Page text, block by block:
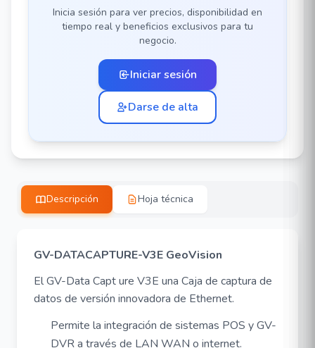
Inicia sesión para ver precios, disponibilidad en
tiempo real y beneficios exclusivos para tu
negocio.
Iniciar sesión
Darse de alta
Descripción Hoja técnica
GV-DATACAPTURE-V3E GeoVision
El GV-Data Capt ure V3E una Caja de captura de
datos de versión innovadora de Ethernet.
Permite la integración de sistemas POS y GV-
DVR a través de LAN WAN o internet.